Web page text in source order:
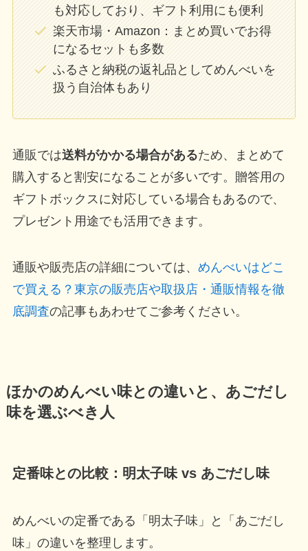
も対応しており、ギフト利用にも便利
楽天市場・Amazon：まとめ買いでお得
になるセットも多数
ふるさと納税の返礼品としてめんべいを
扱う自治体もあり
通販では送料がかかる場合があるため、まとめて
購入すると割安になることが多いです。贈答用の
ギフトボックスに対応している場合もあるので、
プレゼント用途でも活用できます。
通販や販売店の詳細については、 めんべいはどこ
で買える？東京の販売店や取扱店・通販情報を徹
底調査の記事もあわせてご参考ください。
ほかのめんべい味との違いと、あごだし
味を選ぶべき人
定番味との比較：明太子味 vs あごだし味
めんべいの定番である「明太子味」と「あごだし
味」の違いを整理します。